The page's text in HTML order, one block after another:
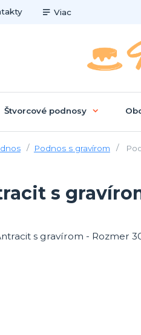
Viac
Štvorcové podnosy
Podnos s gravírom
s